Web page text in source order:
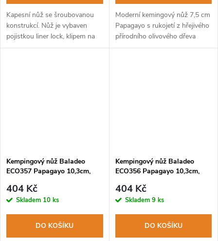
Kapesní nůž se šroubovanou
konstrukcí. Nůž je vybaven
pojistkou liner lock, klipem na
opasek a černou šňůrkou.
Moderní kemingový nůž 7,5 cm
Papagayo s rukojetí z hřejivého
přírodního olivového dřeva
s unikátní kresbou.
Kempingový nůž Baladeo
ECO357 Papagayo 10,3cm,
404 Kč
Skladem 10 ks
DO KOŠÍKU
Kempingový nůž Baladeo
ECO356 Papagayo 10,3cm,
404 Kč
Skladem 9 ks
DO KOŠÍKU